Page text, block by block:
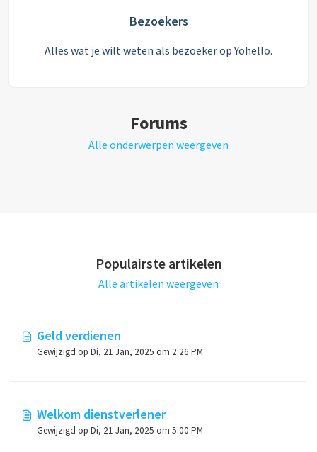
Bezoekers
Alles wat je wilt weten als bezoeker op Yohello.
Forums
Alle onderwerpen weergeven
Populairste artikelen
Alle artikelen weergeven
Geld verdienen
Gewijzigd op Di, 21 Jan, 2025 om 2:26 PM
Welkom dienstverlener
Gewijzigd op Di, 21 Jan, 2025 om 5:00 PM